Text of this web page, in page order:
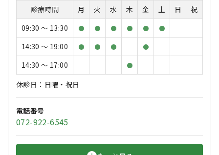
診療時間
月 火 水 木 金 土 日
祝
09:30 〜 13:30
● ● ● ● ● ●
14:30 〜 19:00 ● ● ● ●
14:30 〜 17:00 ●
休診日：日曜・祝日
電話番号
072-922-6545